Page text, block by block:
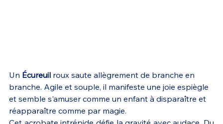
Un Écureuil roux saute allègrement de branche en
branche. Agile et souple, il manifeste une joie espiègle
et semble s'amuser comme un enfant à disparaître et
réapparaître comme par magie.